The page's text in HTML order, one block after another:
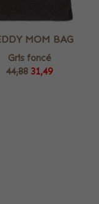
MOM BAG
Gris foncé
44,88 31,49